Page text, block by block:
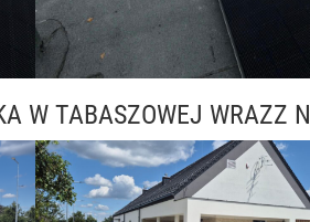
W TABASZOWEJ WRAZZ